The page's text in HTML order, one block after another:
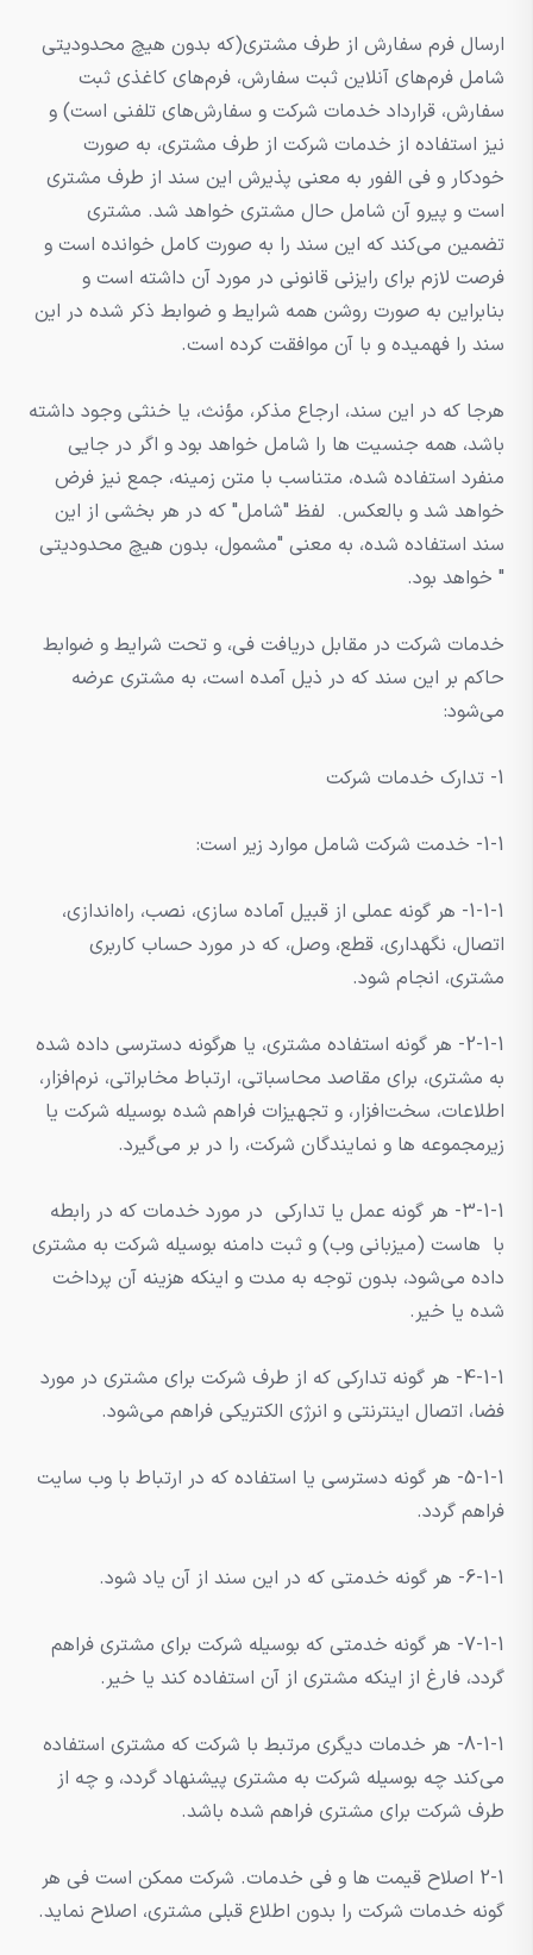
ارسال فرم سفارش از طرف مشتری(که بدون هیچ محدودیتی
شامل فرم‌های آنلاین ثبت سفارش، فرم‌های کاغذی ثبت
سفارش، قرارداد خدمات شرکت و سفارش‌های تلفنی است) و
نیز استفاده از خدمات شرکت از طرف مشتری، به صورت
خودکار و فی الفور به معنی پذیرش این سند از طرف مشتری
است و پیرو آن شامل حال مشتری خواهد شد. مشتری
تضمین می‌کند که این سند را به صورت کامل خوانده است و
فرصت لازم برای رایزنی قانونی در مورد آن داشته است و
بنابراین به صورت روشن همه شرایط و ضوابط ذکر شده در این
سند را فهمیده و با آن موافقت کرده است.
هرجا که در این سند، ارجاع مذکر، مؤنث، یا خنثی وجود داشته
باشد، همه جنسیت ها را شامل خواهد بود و اگر در جایی
منفرد استفاده شده، متناسب با متن زمینه، جمع نیز فرض
خواهد شد و بالعکس. لفظ "شامل" که در هر بخشی از این
سند استفاده شده، به معنی "مشمول، بدون هیچ محدودیتی
" خواهد بود.
خدمات شرکت در مقابل دریافت فی، و تحت شرایط و ضوابط
حاکم بر این سند که در ذیل آمده است، به مشتری عرضه
می‌شود:
1- تدارک خدمات شرکت
1-1- خدمت شرکت شامل موارد زیر است:
1-1-1- هر گونه عملی از قبیل آماده سازی، نصب، راه‌اندازی،
اتصال، نگهداری، قطع، وصل، که در مورد حساب کاربری
مشتری، انجام شود.
2-1-1- هر گونه استفاده مشتری، یا هرگونه دسترسی داده شده
به مشتری، برای مقاصد محاسباتی، ارتباط مخابراتی، نرم‌افزار،
اطلاعات، سخت‌افزار، و تجهیزات فراهم شده بوسیله شرکت یا
زیرمجموعه ها و نمایندگان شرکت، را در بر می‌گیرد.
3-1-1- هر گونه عمل یا تدارکی در مورد خدمات که در رابطه
با هاست (میزبانی وب) و ثبت دامنه بوسیله شرکت به مشتری
داده می‌شود، بدون توجه به مدت و اینکه هزینه آن پرداخت
شده یا خیر.
4-1-1- هر گونه تدارکی که از طرف شرکت برای مشتری در مورد
فضا، اتصال اینترنتی و انرژی الکتریکی فراهم می‌شود.
5-1-1- هر گونه دسترسی یا استفاده که در ارتباط با وب سایت
فراهم گردد.
6-1-1- هر گونه خدمتی که در این سند از آن یاد شود.
7-1-1- هر گونه خدمتی که بوسیله شرکت برای مشتری فراهم
گردد، فارغ از اینکه مشتری از آن استفاده کند یا خیر.
8-1-1- هر خدمات دیگری مرتبط با شرکت که مشتری استفاده
می‌کند چه بوسیله شرکت به مشتری پیشنهاد گردد، و چه از
طرف شرکت برای مشتری فراهم شده باشد.
2-1 اصلاح قیمت ها و فی خدمات. شرکت ممکن است فی هر
گونه خدمات شرکت را بدون اطلاع قبلی مشتری، اصلاح نماید.